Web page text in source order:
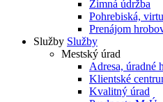
Zimná údržba
Pohrebiská,
Prenájom
Služby Služby
Mestský úrad
Adresa, úradné
Klientské
Kvalitný úrad